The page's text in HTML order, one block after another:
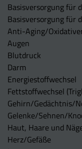
Basisversorgung für
Basisversorgung für
Anti-Aging/
Augen
Blutdruck
Darm
Energiestoffwechsel
Fettstoffwechsel
Gehirn/Gedächtnis/
Gelenke/Sehnen/
Haut, Haare und
Herz/Gefäße